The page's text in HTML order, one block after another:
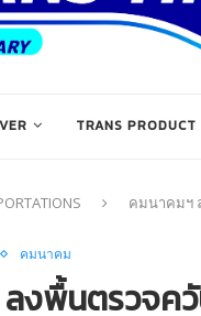
TRANS PRODUCT
คมนาคมฯ
คมนาคม
งพื้นตรวจค